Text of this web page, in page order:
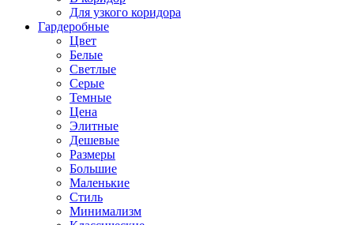
Для узкого коридора
Гардеробные
Цвет
Белые
Светлые
Серые
Темные
Цена
Элитные
Дешевые
Размеры
Большие
Маленькие
Стиль
Минимализм